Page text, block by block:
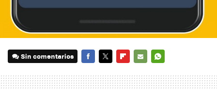
Sin comentarios
MAIL